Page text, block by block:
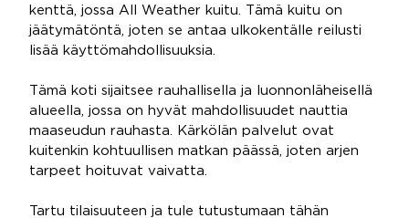
kenttä, jossa All Weather kuitu. Tämä kuitu on
jäätymätöntä, joten se antaa ulkokentälle reilusti
lisää käyttömahdollisuuksia.
Tämä koti sijaitsee rauhallisella ja luonnonläheisellä
alueella, jossa on hyvät mahdollisuudet nauttia
maaseudun rauhasta. Kärkölän palvelut ovat
kuitenkin kohtuullisen matkan päässä, joten arjen
tarpeet hoituvat vaivatta.
Tartu tilaisuuteen ja tule tutustumaan tähän